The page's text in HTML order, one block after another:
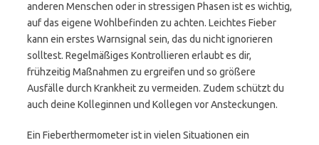
anderen Menschen oder in stressigen Phasen ist es wichtig,
auf das eigene Wohlbefinden zu achten. Leichtes Fieber
kann ein erstes Warnsignal sein, das du nicht ignorieren
solltest. Regelmäßiges Kontrollieren erlaubt es dir,
frühzeitig Maßnahmen zu ergreifen und so größere
Ausfälle durch Krankheit zu vermeiden. Zudem schützt du
auch deine Kolleginnen und Kollegen vor Ansteckungen.
Ein Fieberthermometer ist in vielen Situationen ein